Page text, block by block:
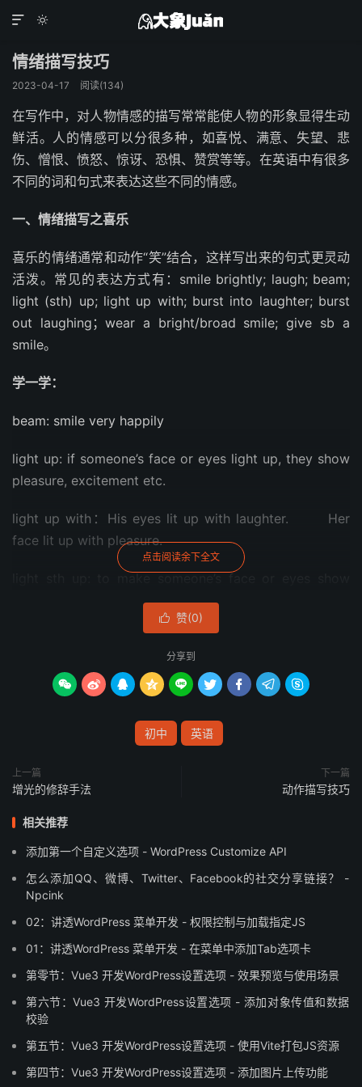


情绪描写技巧
2023-04-17 阅读(134)
在写作中，对人物情感的描写常常能使人物的形象显得生动
鲜活。人的情感可以分很多种，如喜悦、满意、失望、悲
伤、憎恨、愤怒、惊讶、恐惧、赞赏等等。在英语中有很多
不同的词和句式来表达这些不同的情感。
一、情绪描写之喜乐
喜乐的情绪通常和动作“笑”结合，这样写出来的句式更灵动
活泼。常见的表达方式有：smile brightly; laugh; beam;
light (sth) up; light up with; burst into laughter; burst
out laughing；wear a bright/broad smile; give sb a
smile。
学一学：
beam: smile very happily
light up: if someone’s face or eyes light up, they show
pleasure, excitement etc.
light up with：His eyes lit up with laughter. Her
face lit up with pleasure.
pleasure or excitement.
Suddenly a bright smile lit up her face/eyes.
例如：他的父母满意地笑了。
练一练：
1.看到直升飞机，Jane 高兴地笑了起来。
with wild joy.
【答案二】 Seeing the helicopter, Jane beamed with
wild joy.
【答案三】 The moment she caught sight of the
helicopter, Jane’s eyes/ face lit up with delight.
【答案四】 The moment she caught sight of the
helicopter, a bright smile lit up Jane’s face/eyes.
点击阅读余下全文
 赞(0)
分享到
        
初中 英语
上一篇
增光的修辞手法
下一篇
动作描写技巧
相关推荐
添加第一个自定义选项 - WordPress Customize API
怎么添加QQ、微博、Twitter、Facebook的社交分享链接？ -
Npcink
02：讲透WordPress 菜单开发 - 权限控制与加载指定JS
01：讲透WordPress 菜单开发 - 在菜单中添加Tab选项卡
第零节：Vue3 开发WordPress设置选项 - 效果预览与使用场景
第六节：Vue3 开发WordPress设置选项 - 添加对象传值和数据
校验
第五节：Vue3 开发WordPress设置选项 - 使用Vite打包JS资源
第四节：Vue3 开发WordPress设置选项 - 添加图片上传功能